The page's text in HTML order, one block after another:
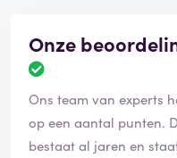
Onze
Ons team van experts
op een aantal punten.
bestaat al jaren en